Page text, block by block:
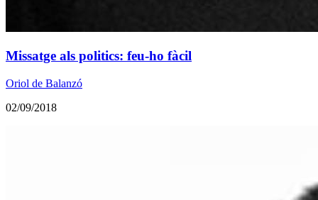
Missatge als politics: feu-ho fàcil
Oriol de Balanzó
02/09/2018